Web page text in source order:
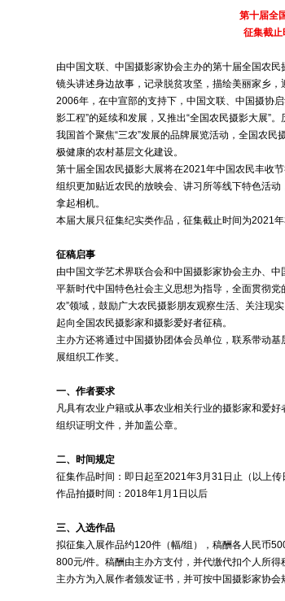
第十届全
征集截止
由中国文联、中国摄影家协会主办的第十届全国农
镜头讲述身边故事，记录脱贫攻坚，描绘美丽家乡，
2006年，在中宣部的支持下，中国文联、中国摄协
影工程”的延续和发展，又推出“全国农民摄影大展”
我国首个聚焦“三农”发展的品牌展览活动，全国农
极健康的农村基层文化建设。
第十届全国农民摄影大展将在2021年中国农民丰收
组织更加贴近农民的放映会、讲习所等线下特色活
拿起相机。
本届大展只征集纪实类作品，征集截止时间为2021年
征稿启事
由中国文学艺术界联合会和中国摄影家协会主办、
平新时代中国特色社会主义思想为指导，全面贯彻
农”领域，鼓励广大农民摄影朋友观察生活、关注现
起向全国农民摄影家和摄影爱好者征稿。
主办方还将通过中国摄协团体会员单位，联系带动
展组织工作奖。
一、作者要求
凡具有农业户籍或从事农业相关行业的摄影家和爱
组织证明文件，并加盖公章。
二、时间规定
征集作品时间：即日起至2021年3月31日止（以上传
作品拍摄时间：2018年1月1日以后
三、入选作品
拟征集入展作品约120件（幅/组），稿酬各人民币
800元/件。稿酬由主办方支付，并代缴代扣个人所得
主办方为入展作者颁发证书，并可按中国摄影家协